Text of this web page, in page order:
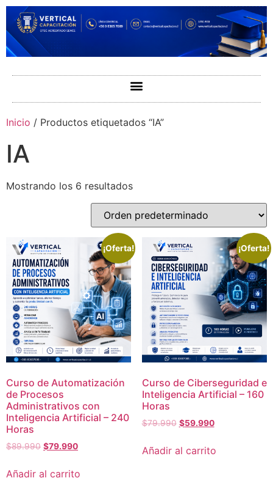
Inicio / Productos etiquetados “IA”
IA
Mostrando los 6 resultados
¡Oferta!
Curso de Automatización
de Procesos
Administrativos con
Inteligencia Artificial – 240
Horas
$89.990 $79.990
Añadir al carrito
¡Oferta!
Curso de Ciberseguridad e
Inteligencia Artificial – 160
Horas
$79.990 $59.990
Añadir al carrito